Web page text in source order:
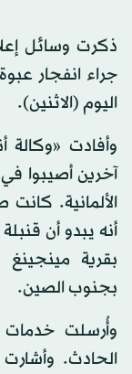
جراء انفجار
اليوم (الاثنين).
آخرين أصيبوا في
الألمانية.
أنه يبدو أن
بقرية
بجنوب الصين.
وأُرسلت خدمات
الحادث.